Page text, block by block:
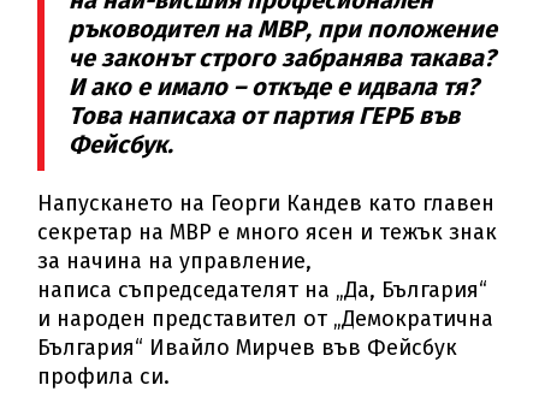
ръководител на МВР, при положение
че законът строго забранява такава?
И ако е имало – откъде е идвала тя?
Това написаха от партия ГЕРБ във
Фейсбук.
Напускането на Георги Кандев като главен
секретар на МВР е много ясен и тежък знак
за начина на управление,
написа съпредседателят на „Да, България“
и народен представител от „Демократична
България“ Ивайло Мирчев във Фейсбук
профила си.